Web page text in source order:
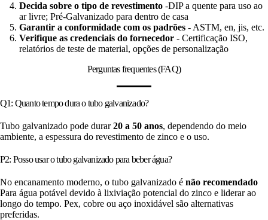
Decida sobre o tipo de revestimento -DIP a quente para uso ao
ar livre; Pré-Galvanizado para dentro de casa
Garantir a conformidade com os padrões - ASTM, en, jis, etc.
Verifique as credenciais do fornecedor - Certificação ISO,
relatórios de teste de material, opções de personalização
Perguntas frequentes (FAQ)
Q1: Quanto tempo dura o tubo galvanizado?
Tubo galvanizado pode durar20 a 50 anos, dependendo do meio
ambiente, a espessura do revestimento de zinco e o uso.
P2: Posso usar o tubo galvanizado para beber água?
No encanamento moderno, o tubo galvanizado é não recomendado
Para água potável devido à lixiviação potencial do zinco e liderar ao
longo do tempo. Pex, cobre ou aço inoxidável são alternativas
preferidas.